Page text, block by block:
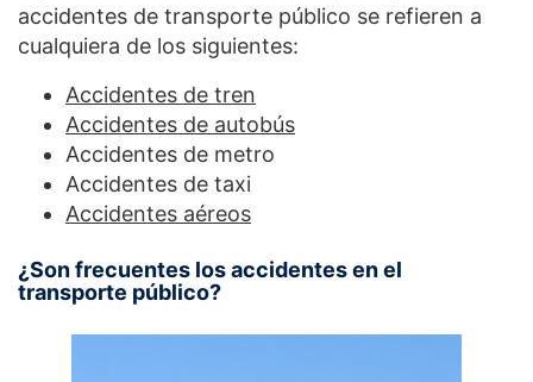
accidentes de transporte público se refieren a
cualquiera de los siguientes:
Accidentes de tren
Accidentes de autobús
Accidentes de metro
Accidentes de taxi
Accidentes aéreos
¿Son frecuentes los accidentes en el
transporte público?